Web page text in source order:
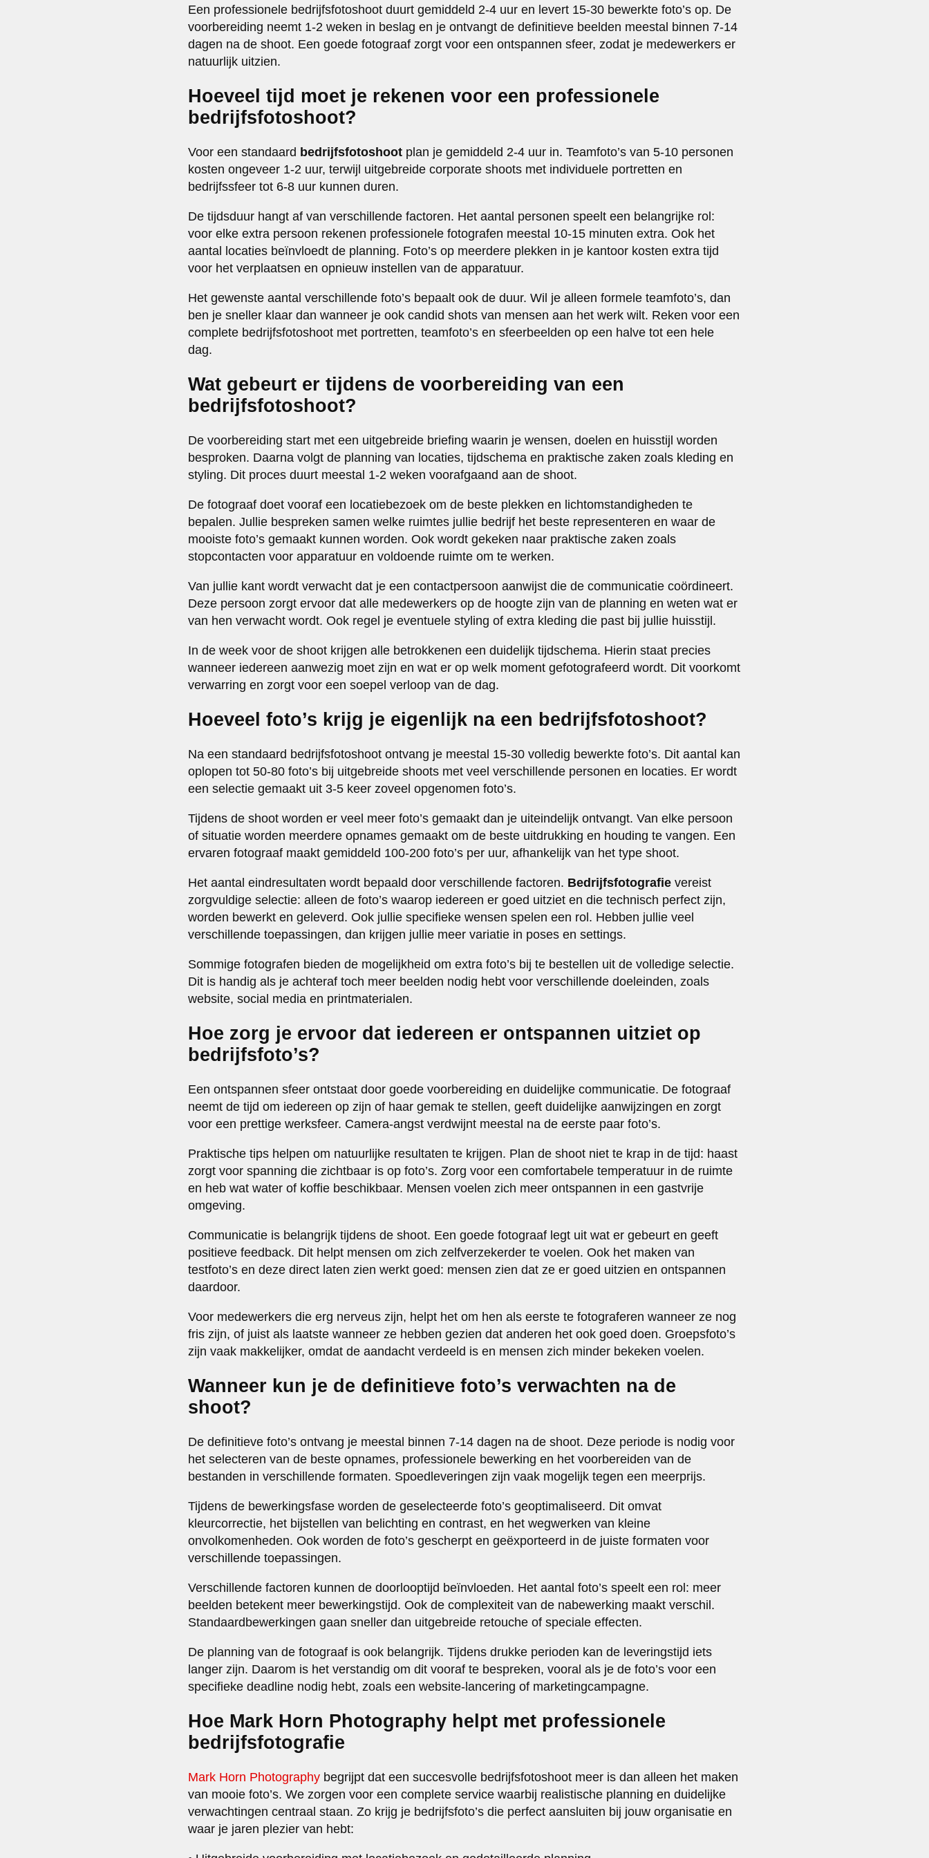
Een professionele bedrijfsfotoshoot duurt gemiddeld 2-4 uur en levert 15-30 bewerkte foto’s op. De
voorbereiding neemt 1-2 weken in beslag en je ontvangt de definitieve beelden meestal binnen 7-14
dagen na de shoot. Een goede fotograaf zorgt voor een ontspannen sfeer, zodat je medewerkers er
natuurlijk uitzien.
Hoeveel tijd moet je rekenen voor een professionele
bedrijfsfotoshoot?
Voor een standaard bedrijfsfotoshoot plan je gemiddeld 2-4 uur in. Teamfoto’s van 5-10 personen
kosten ongeveer 1-2 uur, terwijl uitgebreide corporate shoots met individuele portretten en
bedrijfssfeer tot 6-8 uur kunnen duren.
De tijdsduur hangt af van verschillende factoren. Het aantal personen speelt een belangrijke rol:
voor elke extra persoon rekenen professionele fotografen meestal 10-15 minuten extra. Ook het
aantal locaties beïnvloedt de planning. Foto’s op meerdere plekken in je kantoor kosten extra tijd
voor het verplaatsen en opnieuw instellen van de apparatuur.
Het gewenste aantal verschillende foto’s bepaalt ook de duur. Wil je alleen formele teamfoto’s, dan
ben je sneller klaar dan wanneer je ook candid shots van mensen aan het werk wilt. Reken voor een
complete bedrijfsfotoshoot met portretten, teamfoto’s en sfeerbeelden op een halve tot een hele
dag.
Wat gebeurt er tijdens de voorbereiding van een
bedrijfsfotoshoot?
De voorbereiding start met een uitgebreide briefing waarin je wensen, doelen en huisstijl worden
besproken. Daarna volgt de planning van locaties, tijdschema en praktische zaken zoals kleding en
styling. Dit proces duurt meestal 1-2 weken voorafgaand aan de shoot.
De fotograaf doet vooraf een locatiebezoek om de beste plekken en lichtomstandigheden te
bepalen. Jullie bespreken samen welke ruimtes jullie bedrijf het beste representeren en waar de
mooiste foto’s gemaakt kunnen worden. Ook wordt gekeken naar praktische zaken zoals
stopcontacten voor apparatuur en voldoende ruimte om te werken.
Van jullie kant wordt verwacht dat je een contactpersoon aanwijst die de communicatie coördineert.
Deze persoon zorgt ervoor dat alle medewerkers op de hoogte zijn van de planning en weten wat er
van hen verwacht wordt. Ook regel je eventuele styling of extra kleding die past bij jullie huisstijl.
In de week voor de shoot krijgen alle betrokkenen een duidelijk tijdschema. Hierin staat precies
wanneer iedereen aanwezig moet zijn en wat er op welk moment gefotografeerd wordt. Dit voorkomt
verwarring en zorgt voor een soepel verloop van de dag.
Hoeveel foto’s krijg je eigenlijk na een bedrijfsfotoshoot?
Na een standaard bedrijfsfotoshoot ontvang je meestal 15-30 volledig bewerkte foto’s. Dit aantal kan
oplopen tot 50-80 foto’s bij uitgebreide shoots met veel verschillende personen en locaties. Er wordt
een selectie gemaakt uit 3-5 keer zoveel opgenomen foto’s.
Tijdens de shoot worden er veel meer foto’s gemaakt dan je uiteindelijk ontvangt. Van elke persoon
of situatie worden meerdere opnames gemaakt om de beste uitdrukking en houding te vangen. Een
ervaren fotograaf maakt gemiddeld 100-200 foto’s per uur, afhankelijk van het type shoot.
Het aantal eindresultaten wordt bepaald door verschillende factoren. Bedrijfsfotografie vereist
zorgvuldige selectie: alleen de foto’s waarop iedereen er goed uitziet en die technisch perfect zijn,
worden bewerkt en geleverd. Ook jullie specifieke wensen spelen een rol. Hebben jullie veel
verschillende toepassingen, dan krijgen jullie meer variatie in poses en settings.
Sommige fotografen bieden de mogelijkheid om extra foto’s bij te bestellen uit de volledige selectie.
Dit is handig als je achteraf toch meer beelden nodig hebt voor verschillende doeleinden, zoals
website, social media en printmaterialen.
Hoe zorg je ervoor dat iedereen er ontspannen uitziet op
bedrijfsfoto’s?
Een ontspannen sfeer ontstaat door goede voorbereiding en duidelijke communicatie. De fotograaf
neemt de tijd om iedereen op zijn of haar gemak te stellen, geeft duidelijke aanwijzingen en zorgt
voor een prettige werksfeer. Camera-angst verdwijnt meestal na de eerste paar foto’s.
Praktische tips helpen om natuurlijke resultaten te krijgen. Plan de shoot niet te krap in de tijd: haast
zorgt voor spanning die zichtbaar is op foto’s. Zorg voor een comfortabele temperatuur in de ruimte
en heb wat water of koffie beschikbaar. Mensen voelen zich meer ontspannen in een gastvrije
omgeving.
Communicatie is belangrijk tijdens de shoot. Een goede fotograaf legt uit wat er gebeurt en geeft
positieve feedback. Dit helpt mensen om zich zelfverzekerder te voelen. Ook het maken van
testfoto’s en deze direct laten zien werkt goed: mensen zien dat ze er goed uitzien en ontspannen
daardoor.
Voor medewerkers die erg nerveus zijn, helpt het om hen als eerste te fotograferen wanneer ze nog
fris zijn, of juist als laatste wanneer ze hebben gezien dat anderen het ook goed doen. Groepsfoto’s
zijn vaak makkelijker, omdat de aandacht verdeeld is en mensen zich minder bekeken voelen.
Wanneer kun je de definitieve foto’s verwachten na de
shoot?
De definitieve foto’s ontvang je meestal binnen 7-14 dagen na de shoot. Deze periode is nodig voor
het selecteren van de beste opnames, professionele bewerking en het voorbereiden van de
bestanden in verschillende formaten. Spoedleveringen zijn vaak mogelijk tegen een meerprijs.
Tijdens de bewerkingsfase worden de geselecteerde foto’s geoptimaliseerd. Dit omvat
kleurcorrectie, het bijstellen van belichting en contrast, en het wegwerken van kleine
onvolkomenheden. Ook worden de foto’s gescherpt en geëxporteerd in de juiste formaten voor
verschillende toepassingen.
Verschillende factoren kunnen de doorlooptijd beïnvloeden. Het aantal foto’s speelt een rol: meer
beelden betekent meer bewerkingstijd. Ook de complexiteit van de nabewerking maakt verschil.
Standaardbewerkingen gaan sneller dan uitgebreide retouche of speciale effecten.
De planning van de fotograaf is ook belangrijk. Tijdens drukke perioden kan de leveringstijd iets
langer zijn. Daarom is het verstandig om dit vooraf te bespreken, vooral als je de foto’s voor een
specifieke deadline nodig hebt, zoals een website-lancering of marketingcampagne.
Hoe Mark Horn Photography helpt met professionele
bedrijfsfotografie
Mark Horn Photography begrijpt dat een succesvolle bedrijfsfotoshoot meer is dan alleen het maken
van mooie foto’s. We zorgen voor een complete service waarbij realistische planning en duidelijke
verwachtingen centraal staan. Zo krijg je bedrijfsfoto’s die perfect aansluiten bij jouw organisatie en
waar je jaren plezier van hebt: